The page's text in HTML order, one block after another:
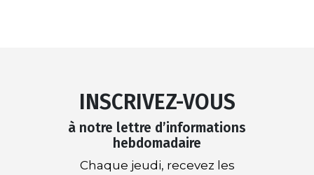
INSCRIVEZ-VOUS
à notre lettre d’informations
hebdomadaire
Chaque jeudi, recevez les